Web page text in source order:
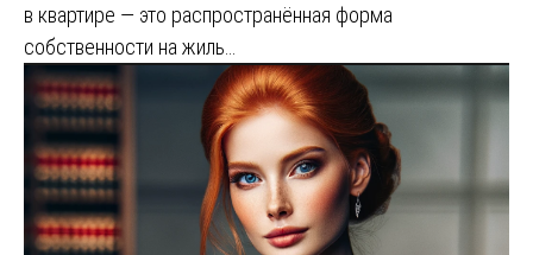
в квартире — это распространённая форма
собственности на жиль…